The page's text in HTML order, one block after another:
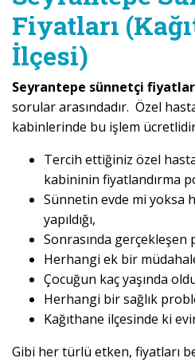
Fiyatları
İlçesi)
Seyrantepe sünnetçi
sorular arasındadır. Özel
kabinlerinde bu işlem
Tercih ettiğiniz özel
kabininin fiyatlandırma
Sünnetin evde mi yoksa
yapıldığı,
Sonrasında gerçekleşen
Herhangi ek bir
Çocuğun kaç yaşında
Herhangi bir sağlık
Kağıthane ilçesinde ki
Gibi her türlü etken, fiyatları